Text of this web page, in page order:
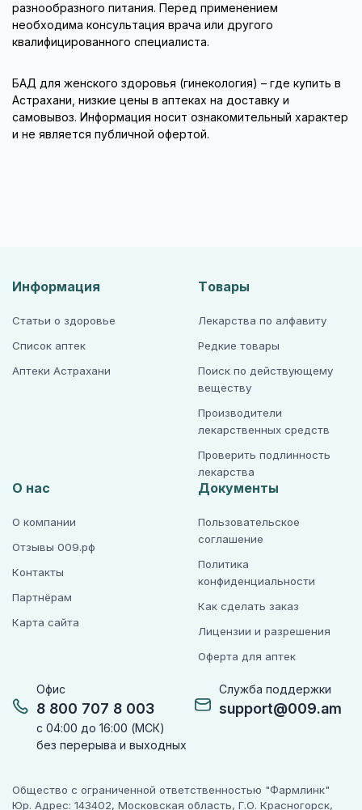
разнообразного питания. Перед применением
необходима консультация врача или другого
квалифицированного специалиста.
БАД для женского здоровья (гинекология) – где купить в
Астрахани, низкие цены в аптеках на доставку и
самовывоз. Информация носит ознакомительный характер
и не является публичной офертой.
Офис
8 800 707 8 003
с 04:00 до 16:00 (МСК)
без перерыва и выходных
Служба поддержки
support@009.am
Информация
Статьи о здоровье
Список аптек
Аптеки Астрахани
Товары
Лекарства по алфавиту
Редкие товары
Поиск по действующему
веществу
Производители
лекарственных средств
Проверить подлинность
лекарства
О нас
О компании
Отзывы 009.рф
Контакты
Партнёрам
Карта сайта
Документы
Пользовательское
соглашение
Политика
конфиденциальности
Как сделать заказ
Лицензии и разрешения
Оферта для аптек
Общество с ограниченной ответственностью "Фармлинк"
Юр. Адрес: 143402, Московская область, Г.О. Красногорск,